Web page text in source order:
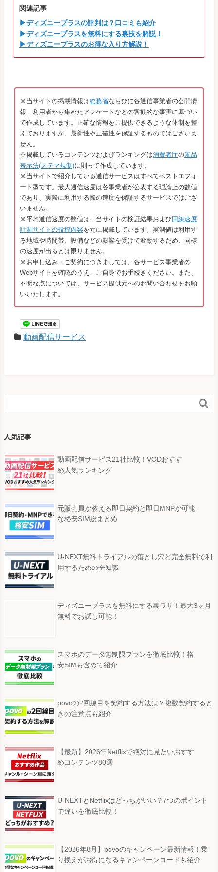
関連記事
▶ディズニープラスの評判は？口コミも紹介
▶ディズニープラスを無料にする裏技を解説！
▶ディズニープラスのお得な入り方解説！
※当サイトの掲載情報は総務省ならびに各通信事業者の公開情
報、利用者から集めたアンケートなどの客観的な事実に基づい
て作成しています。正確な情報をご提供できるような体制を整
えておりますが、最新性や正確性を保証するものではございま
せん。
※掲載しているコンテンツおよびランキングは消費者庁の景品
表示法(ステマ規制)に則って作成しています。
※当サイトで紹介している通信サービスはすべてベストエフォ
ート型です。最大通信速度は各事業者が公表する理論上の数値
であり、実際に利用する際の速度を保証するサービスではござ
いません。
※平均通信速度の数値は、当サイトの検証結果および回線速度
計測サイトの投稿内容を元に掲載しています。実測値は利用す
る地域や時間帯、設備などの影響を受けて変動するため、同様
の速度が出るとは限りません。
※お申し込み・ご契約につきましては、各サービス事業者の
Webサイトを確認のうえ、ご自身でお手続きください。また、
不明な点については、サービス提供元へのお問い合わせをお願
いいたします。
動画配信サービス

人気記事
動画配信サービス21社比較！VODおすす
め人気ランキング
元販売員が教える即日契約と即日MNPが可能
な格安SIM総まとめ
U-NEXT無料トライアルの落とし穴と完全無料で利
用するための全知識
ディズニープラスを無料にする裏ワザ！最大3ヶ月
無料でお試し可能！
スマホのデータ無制限プランを徹底比較！格
安SIMも含めて紹介
povoの2回線目を契約する方法は？複数契約すると
きの注意点も紹介
【最新】2026年Netflixで絶対に見たいおすす
めコンテンツ80選
U-NEXTとNetflixはどっちがいい？7つのポイント
で違いを徹底比較！
【2026年8月】povoのキャンペーン最新情報！乗
り換えがお得になるキャンペーンコードも紹介